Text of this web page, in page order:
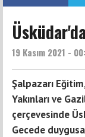
19 Kasım 2021 -
Şalpazarı
Yakınları ve
çerçevesinde
Gecede